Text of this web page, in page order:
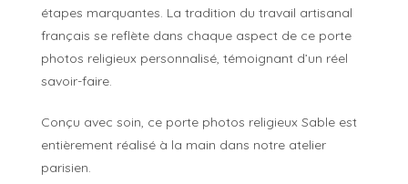
étapes marquantes. La tradition du travail artisanal
français se reflète dans chaque aspect de ce porte
photos religieux personnalisé, témoignant d’un réel
savoir-faire.
Conçu avec soin, ce porte photos religieux Sable est
entièrement réalisé à la main dans notre atelier
parisien.